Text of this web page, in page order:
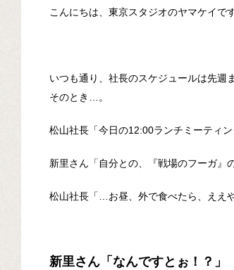
こんにちは、東京スタジオのヤマケイです
いつも通り、社長のスケジュールは先週
そのとき…。
松山社長「今日の12:00ランチミーティン
新里さん「自分との、『戦場のフーガ』
松山社長「…お昼、外で食べたら、ええや
新里さん「なんですとぉ！？」